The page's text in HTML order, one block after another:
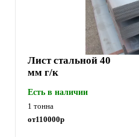
Лист стальной 40
мм г/к
Есть в наличии
1 тонна
от110000р